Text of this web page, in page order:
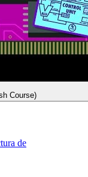
Course)
de